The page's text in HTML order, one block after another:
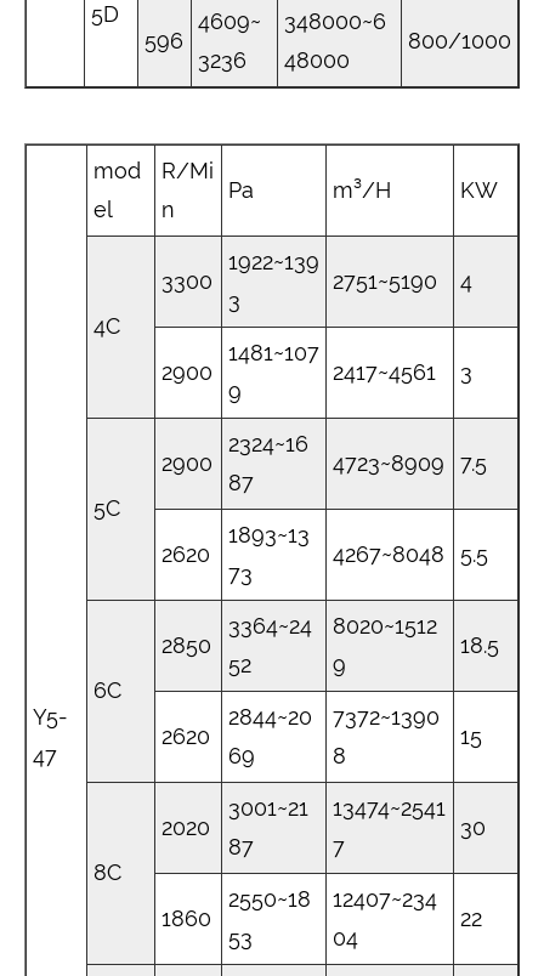
5D
596
4609~
3236
348000~6
48000
800/1000
Y5-
47
mod
el
R/Mi
n
Pa m³/H KW
4C
3300
1922~139
3
2751~5190 4
2900
1481~107
9
2417~4561 3
5C
2900
2324~16
87
4723~8909 7.5
2620
1893~13
73
4267~8048 5.5
6C
2850
3364~24
52
8020~1512
9
18.5
2620
2844~20
69
7372~1390
8
15
8C
2020
3001~21
87
13474~2541
7
30
1860
2550~18
53
12407~234
04
22